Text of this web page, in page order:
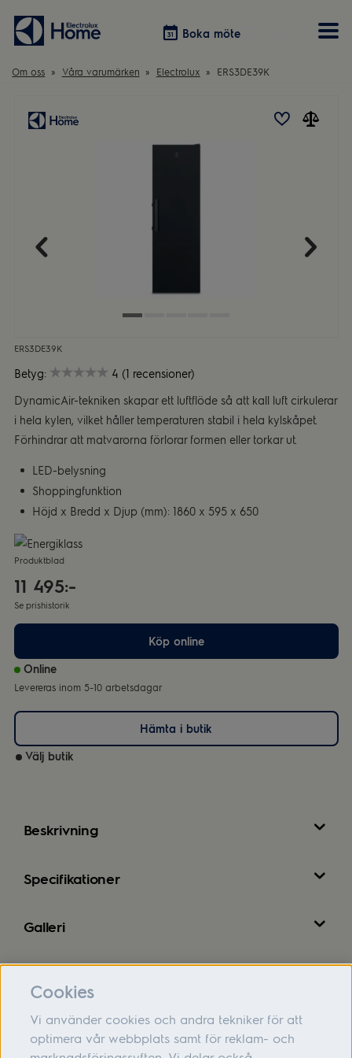
Boka möte
Våra kök
Inspiration
Förvaring
Välja garderobslösning
Vitvaror
Tvätt & Tork
Om oss Våra varumärken Electrolux ERS3DE39K
ERS3DE39K
Betyg:
4 (1 recensioner)
DynamicAir-tekniken skapar ett luftflöde så att kall luft cirkulerar
i hela kylen, vilket håller temperaturen stabil i hela kylskåpet.
Förhindrar att matvarorna förlorar formen eller torkar ut.
LED-belysning
Shoppingfunktion
Höjd x Bredd x Djup (mm): 1860 x 595 x 650
Produktblad
11 495:-
Se prishistorik
Köp online
Online
Levereras inom 5-10 arbetsdagar
Hämta i butik
Välj butik
Beskrivning
Specifikationer
Galleri
Cookies
Vi använder cookies och andra tekniker för att
optimera vår webbplats samt för reklam- och